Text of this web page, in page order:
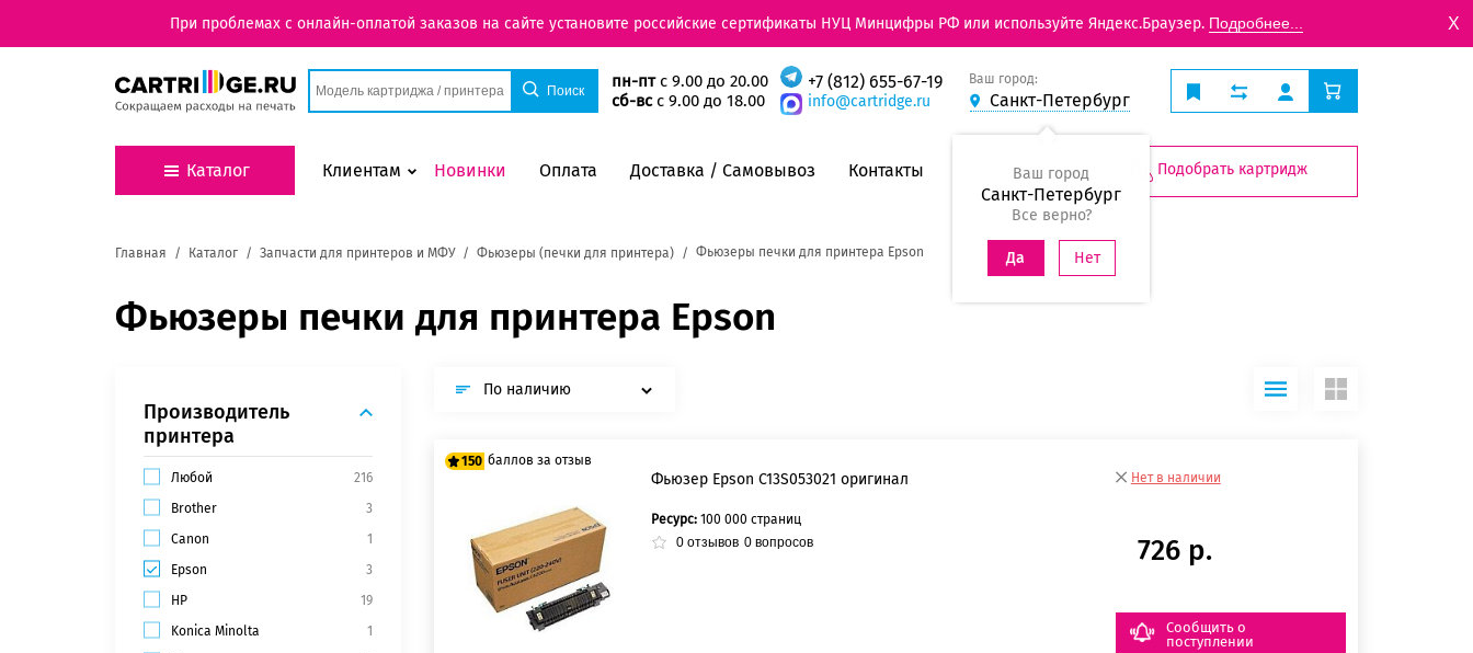
При проблемах с онлайн-оплатой заказов на сайте установите российские сертификаты НУЦ Минцифры РФ или используйте Яндекс.Браузер. Подробнее... X
пн-птс 9.00 до 20.00
сб-всс 9.00 до 18.00
+7 (812) 655-67-19
info@cartridge.ru
Ваш город:
Санкт-Петербург
Ваш город
Санкт-Петербург
Все верно?
Да Нет
Каталог Клиентам Новинки Оплата Доставка / Самовывоз Контакты Подобрать картридж
Главная Каталог Запчасти для принтеров и МФУ Фьюзеры (печки для принтера) Фьюзеры печки для принтера Epson
Фьюзеры печки для принтера Epson
Производитель
принтера
Любой
216
Brother
3
Canon
1
Epson
3
HP
19
Konica Minolta
1
По наличию
150 баллов за отзыв
125 баллов
150 баллов
Нет в наличии
Фьюзер Epson C13S053021 оригинал
Ресурс: 100 000 страниц
0отзывов 0вопросов 726 р.
Сообщить о
поступлении